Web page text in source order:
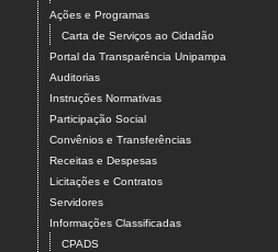
Ações e Programas
Carta de Serviços ao Cidadão
Portal da Transparência Unipampa
Auditorias
Instruções Normativas
Participação Social
Convênios e Transferências
Receitas e Despesas
Licitações e Contratos
Servidores
Informações Classificadas
CPADS